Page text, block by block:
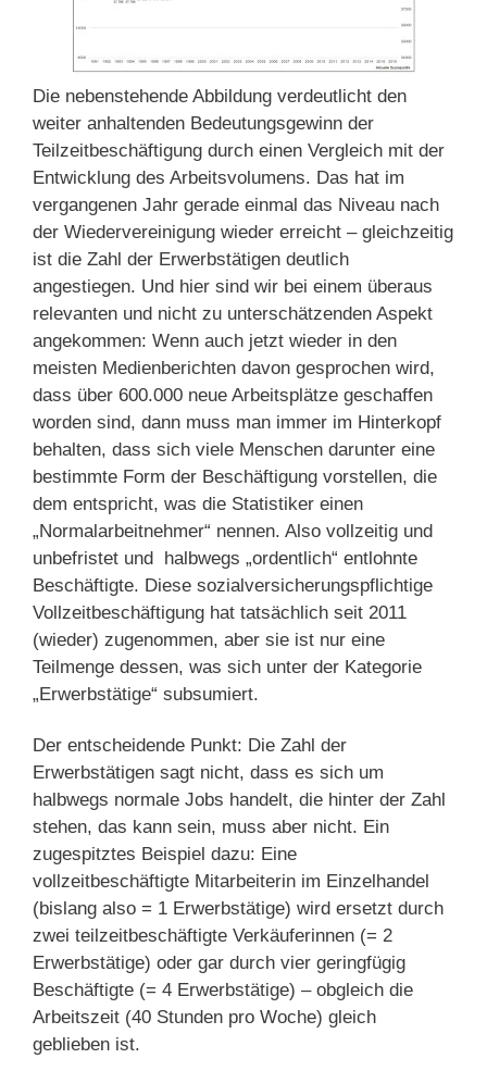
Die nebenstehende Abbildung verdeutlicht den
weiter anhaltenden Bedeutungsgewinn der
Teilzeitbeschäftigung durch einen Vergleich mit der
Entwicklung des Arbeitsvolumens. Das hat im
vergangenen Jahr gerade einmal das Niveau nach
der Wiedervereinigung wieder erreicht – gleichzeitig
ist die Zahl der Erwerbstätigen deutlich
angestiegen. Und hier sind wir bei einem überaus
relevanten und nicht zu unterschätzenden Aspekt
angekommen: Wenn auch jetzt wieder in den
meisten Medienberichten davon gesprochen wird,
dass über 600.000 neue Arbeitsplätze geschaffen
worden sind, dann muss man immer im Hinterkopf
behalten, dass sich viele Menschen darunter eine
bestimmte Form der Beschäftigung vorstellen, die
dem entspricht, was die Statistiker einen
„Normalarbeitnehmer“ nennen. Also vollzeitig und
unbefristet und halbwegs „ordentlich“ entlohnte
Beschäftigte. Diese sozialversicherungspflichtige
Vollzeitbeschäftigung hat tatsächlich seit 2011
(wieder) zugenommen, aber sie ist nur eine
Teilmenge dessen, was sich unter der Kategorie
„Erwerbstätige“ subsumiert.
Der entscheidende Punkt: Die Zahl der
Erwerbstätigen sagt nicht, dass es sich um
halbwegs normale Jobs handelt, die hinter der Zahl
stehen, das kann sein, muss aber nicht. Ein
zugespitztes Beispiel dazu: Eine
vollzeitbeschäftigte Mitarbeiterin im Einzelhandel
(bislang also = 1 Erwerbstätige) wird ersetzt durch
zwei teilzeitbeschäftigte Verkäuferinnen (= 2
Erwerbstätige) oder gar durch vier geringfügig
Beschäftigte (= 4 Erwerbstätige) – obgleich die
Arbeitszeit (40 Stunden pro Woche) gleich
geblieben ist.